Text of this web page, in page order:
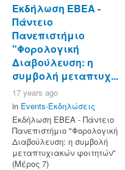
Εκδήλωση ΕΒΕΑ -
Πάντειο
Πανεπιστήμιο
"Φορολογική
Διαβούλευση: η
συμβολή μεταπτυχ...
17 years ago
in Events-Εκδηλώσεις
Εκδήλωση ΕΒΕΑ - Πάντειο
Πανεπιστήμιο "Φορολογική
Διαβούλευση: η συμβολή
μεταπτυχιακών φοιτητών"
(Μέρος 7)